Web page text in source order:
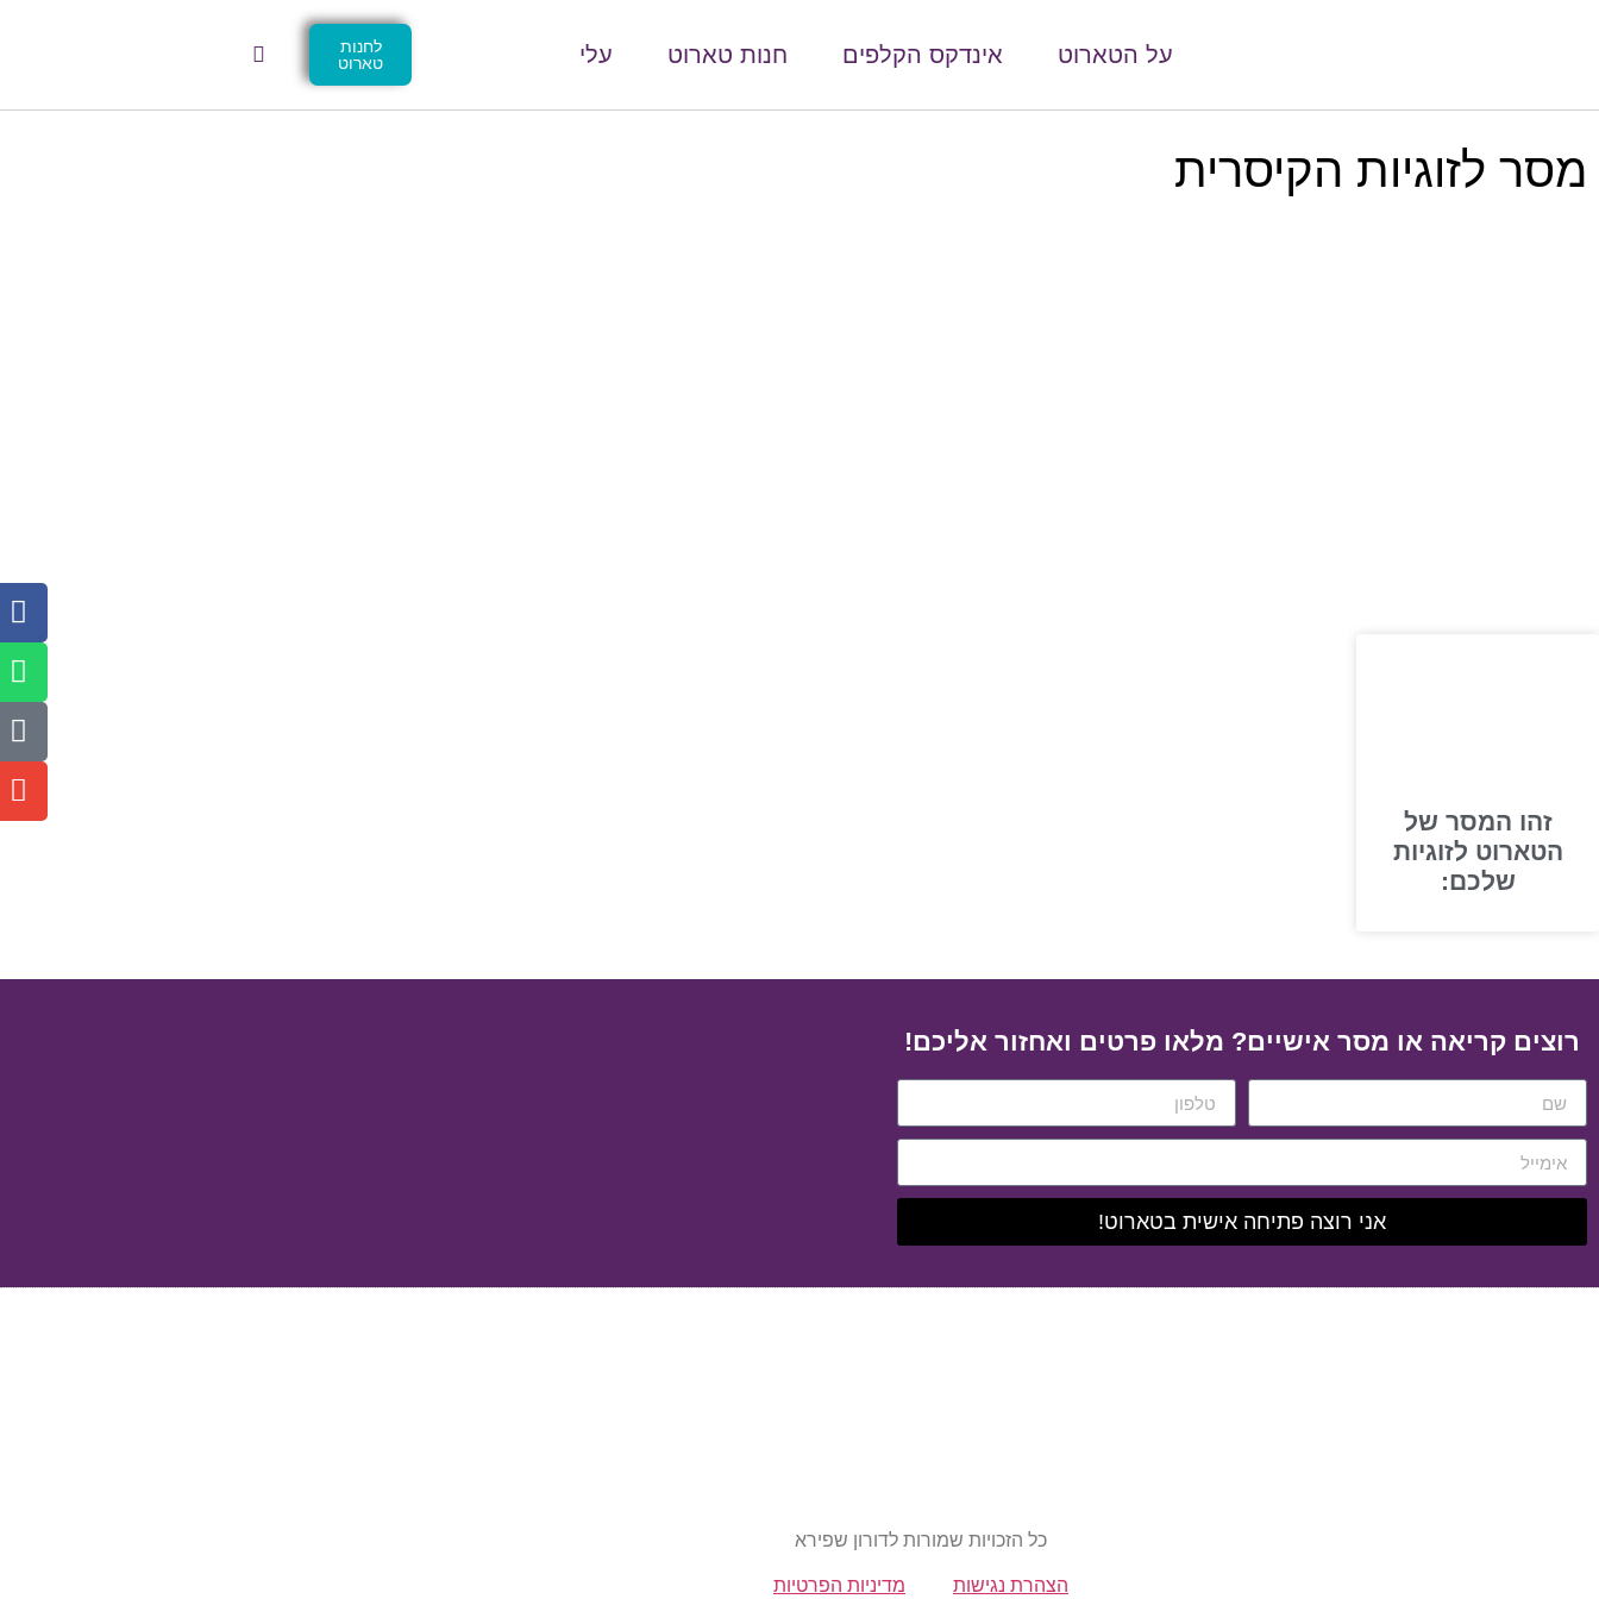
על הטארוט אינדקס הקלפים חנות טארוט עלי
לחנות
טארוט
מסר לזוגיות הקיסרית
זהו המסר של
הטארוט לזוגיות
שלכם:
רוצים קריאה או מסר אישיים? מלאו פרטים ואחזור אליכם!
אני רוצה פתיחה אישית בטארוט!
כל הזכויות שמורות לדורון שפירא
הצהרת נגישות מדיניות הפרטיות